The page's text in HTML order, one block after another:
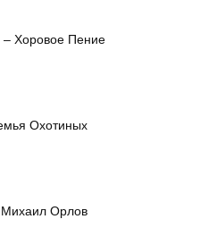
Хоровое Пение
Охотиных
Орлов